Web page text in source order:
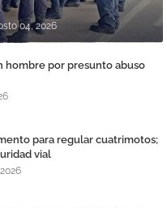
04, 2026
hombre por presunto abuso
para regular cuatrimotos;
vial